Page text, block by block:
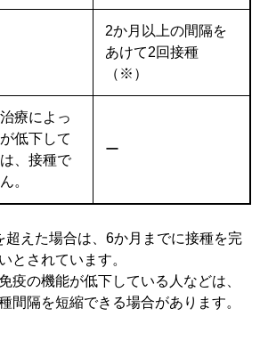
2か月以上の間隔を
あけて2回接種
（※）
療によっ
低下して
、接種で
。
ー
えた場合は、6か月までに接種を完
とされています。
疫の機能が低下している人などは、
間隔を短縮できる場合があります。